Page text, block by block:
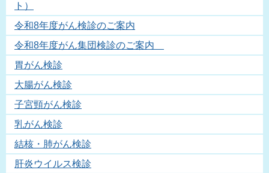
ト）
令和8年度がん検診のご案内
令和8年度がん集団検診のご案内
胃がん検診
大腸がん検診
子宮頸がん検診
乳がん検診
結核・肺がん検診
肝炎ウイルス検診